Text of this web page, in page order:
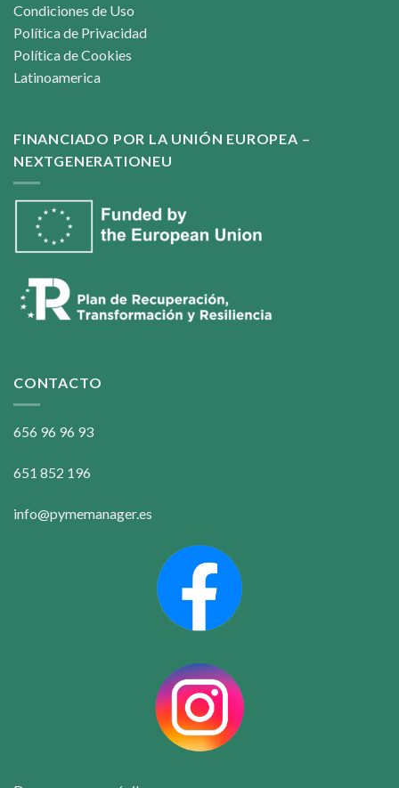
Condiciones de Uso
Política de Privacidad
Política de Cookies
Latinoamerica
FINANCIADO POR LA UNIÓN EUROPEA –
NEXTGENERATIONEU
CONTACTO
656 96 96 93
651 852 196
info@pymemanager.es